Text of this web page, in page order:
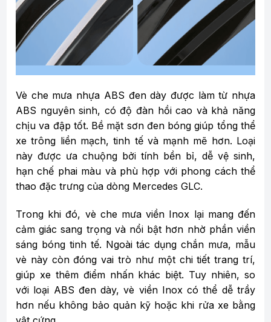
Vè che mưa nhựa ABS đen dày được làm từ nhựa
ABS nguyên sinh, có độ đàn hồi cao và khả năng
chịu va đập tốt. Bề mặt sơn đen bóng giúp tổng thể
xe trông liền mạch, tinh tế và mạnh mẽ hơn. Loại
này được ưa chuộng bởi tính bền bỉ, dễ vệ sinh,
hạn chế phai màu và phù hợp với phong cách thể
thao đặc trưng của dòng Mercedes GLC.
Trong khi đó, vè che mưa viền Inox lại mang đến
cảm giác sang trọng và nổi bật hơn nhờ phần viền
sáng bóng tinh tế. Ngoài tác dụng chắn mưa, mẫu
vè này còn đóng vai trò như một chi tiết trang trí,
giúp xe thêm điểm nhấn khác biệt. Tuy nhiên, so
với loại ABS đen dày, vè viền Inox có thể dễ trầy
hơn nếu không bảo quản kỹ hoặc khi rửa xe bằng